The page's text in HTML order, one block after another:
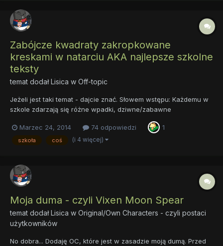
Zabójcze kwadraty zakropkowane
kreskami w natarciu AKA najlepsze szkolne
teksty
temat dodałLisica w Off-topic
Jeżeli jest taki temat - dajcie znać. Słowem wstępu: Każdemu w
szkole zdarzają się różne wpadki, dziwne/zabawne
nauczycieli bądź uczniów nie wspominając. A jak wiadomo -
śmiechu nigdy za wiele. No to ja na pierwszy ogień. Matema...
Marzec 24, 2014 74 odpowiedzi 1
szkoła coś (i 4 więcej)
Moja duma - czyli Vixen Moon Spear
temat dodałLisica w Original/Own Characters - czyli postaci
użytkowników
No dobra... Dodaję OC, które jest w zasadzie moją dumą. Przed